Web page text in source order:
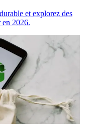
et explorez des
en 2026.